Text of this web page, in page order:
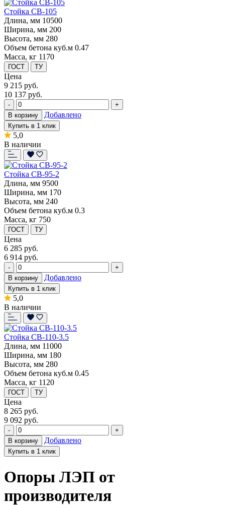
Стойка СВ-105
Длина, мм 10500
Ширина, мм 200
Высота, мм 280
Объем бетона куб.м 0.47
Масса, кг 1170
ГОСТ ТУ
Цена
9 215 руб.
10 137 руб.
-
+
В корзину
Добавлено
Купить в 1 клик
5,0
В наличии
Стойка СВ-95-2
Длина, мм 9500
Ширина, мм 170
Высота, мм 240
Объем бетона куб.м 0.3
Масса, кг 750
ГОСТ ТУ
Цена
6 285 руб.
6 914 руб.
-
+
В корзину
Добавлено
Купить в 1 клик
5,0
В наличии
Стойка СВ-110-3.5
Длина, мм 11000
Ширина, мм 180
Высота, мм 280
Объем бетона куб.м 0.45
Масса, кг 1120
ГОСТ ТУ
Цена
8 265 руб.
9 092 руб.
-
+
В корзину
Добавлено
Купить в 1 клик
Опоры ЛЭП от
производителя